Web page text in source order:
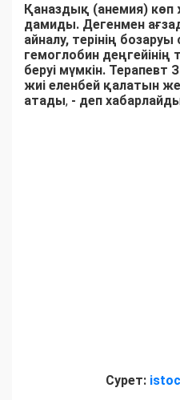
Қаназдық (анемия) көп
дамиды. Дегенмен
айналу, терінің
гемоглобин деңгейінің
беруі мүмкін.
жиі еленбей қалатын
атады, - деп
Сурет: